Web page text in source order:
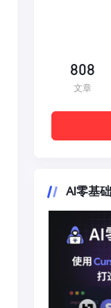
808
文章
AI零基